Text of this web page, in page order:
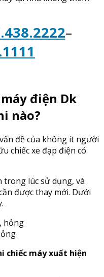
–
điện Dk
nào?
đề của không ít người
chiếc xe đạp điện có
trong lúc sử dụng, và
được thay mới. Dưới
chiếc máy xuất hiện